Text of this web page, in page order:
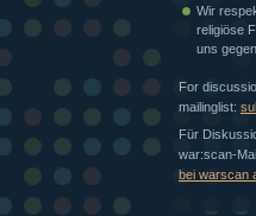
Wir
religiöse
uns
For
mailinglist:
Für
war:scan-
bei warscan